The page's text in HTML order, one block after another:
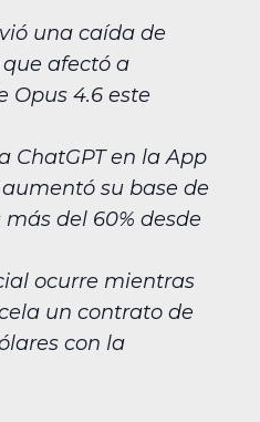
una caída de
afectó a
Opus 4.6 este
ChatGPT en la App
aumentó su base de
del 60% desde
ocurre mientras
un contrato de
con la